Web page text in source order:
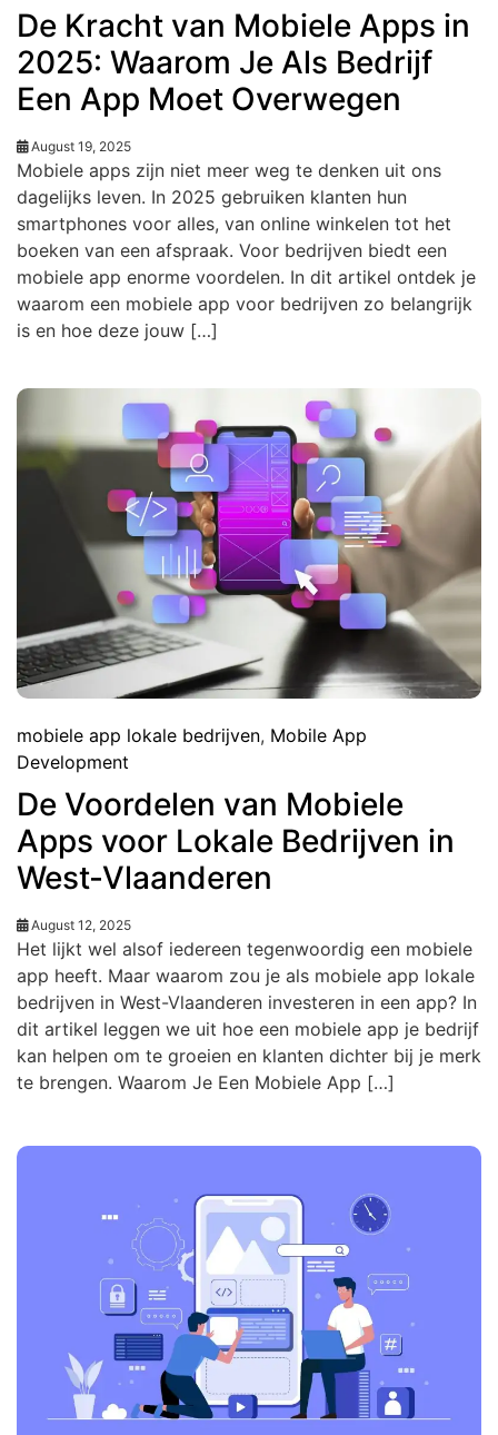
De Kracht van Mobiele Apps in
2025: Waarom Je Als Bedrijf
Een App Moet Overwegen
August 19, 2025
Mobiele apps zijn niet meer weg te denken uit ons
dagelijks leven. In 2025 gebruiken klanten hun
smartphones voor alles, van online winkelen tot het
boeken van een afspraak. Voor bedrijven biedt een
mobiele app enorme voordelen. In dit artikel ontdek je
waarom een mobiele app voor bedrijven zo belangrijk
is en hoe deze jouw […]
mobiele app lokale bedrijven, Mobile App
Development
De Voordelen van Mobiele
Apps voor Lokale Bedrijven in
West-Vlaanderen
August 12, 2025
Het lijkt wel alsof iedereen tegenwoordig een mobiele
app heeft. Maar waarom zou je als mobiele app lokale
bedrijven in West-Vlaanderen investeren in een app? In
dit artikel leggen we uit hoe een mobiele app je bedrijf
kan helpen om te groeien en klanten dichter bij je merk
te brengen. Waarom Je Een Mobiele App […]